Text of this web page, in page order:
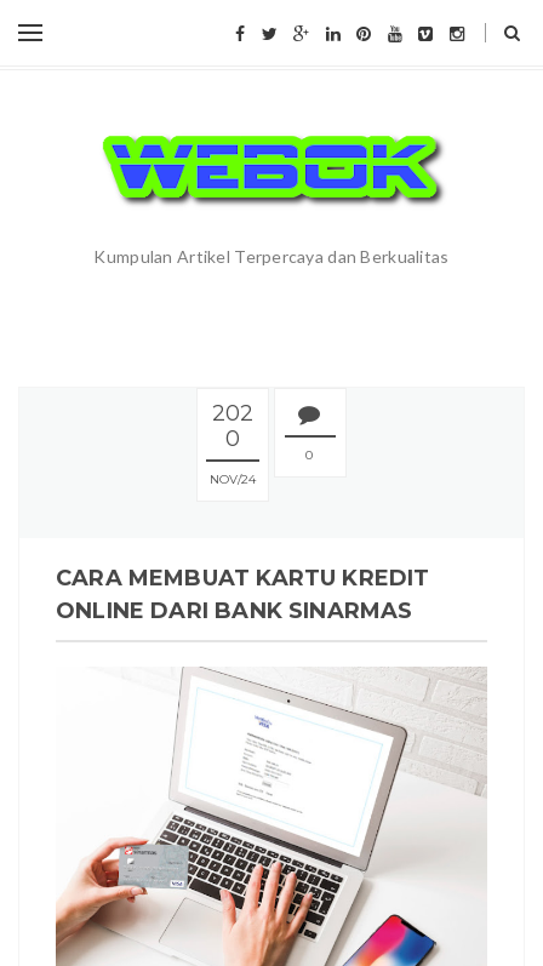
Kumpulan Artikel Terpercaya dan Berkualitas
202
0
NOV 24
0
CARA MEMBUAT KARTU KREDIT
ONLINE DARI BANK SINARMAS